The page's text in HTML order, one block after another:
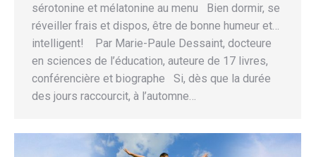
sérotonine et mélatonine au menu Bien dormir, se
réveiller frais et dispos, être de bonne humeur et…
intelligent! Par Marie-Paule Dessaint, docteure
en sciences de l’éducation, auteure de 17 livres,
conférencière et biographe Si, dès que la durée
des jours raccourcit, à l’automne…